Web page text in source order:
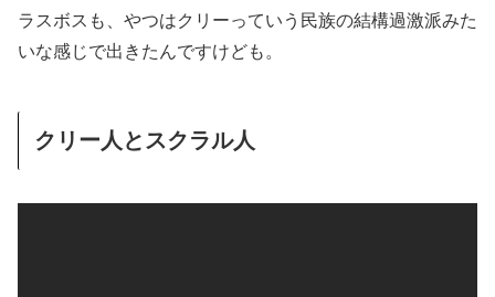
ラスボスも、やつはクリーっていう民族の結構過激派みた
いな感じで出きたんですけども。
クリー人とスクラル人